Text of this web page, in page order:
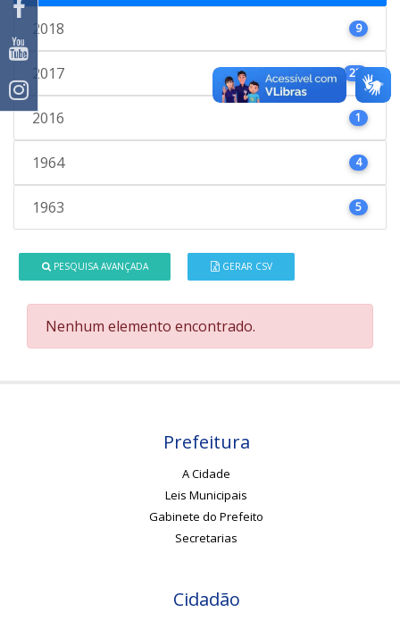
2018 9
2017 23
2016 1
1964 4
1963 5
PESQUISA AVANÇADA GERAR CSV
Nenhum elemento encontrado.
Prefeitura
A Cidade
Leis Municipais
Gabinete do Prefeito
Secretarias
Cidadão